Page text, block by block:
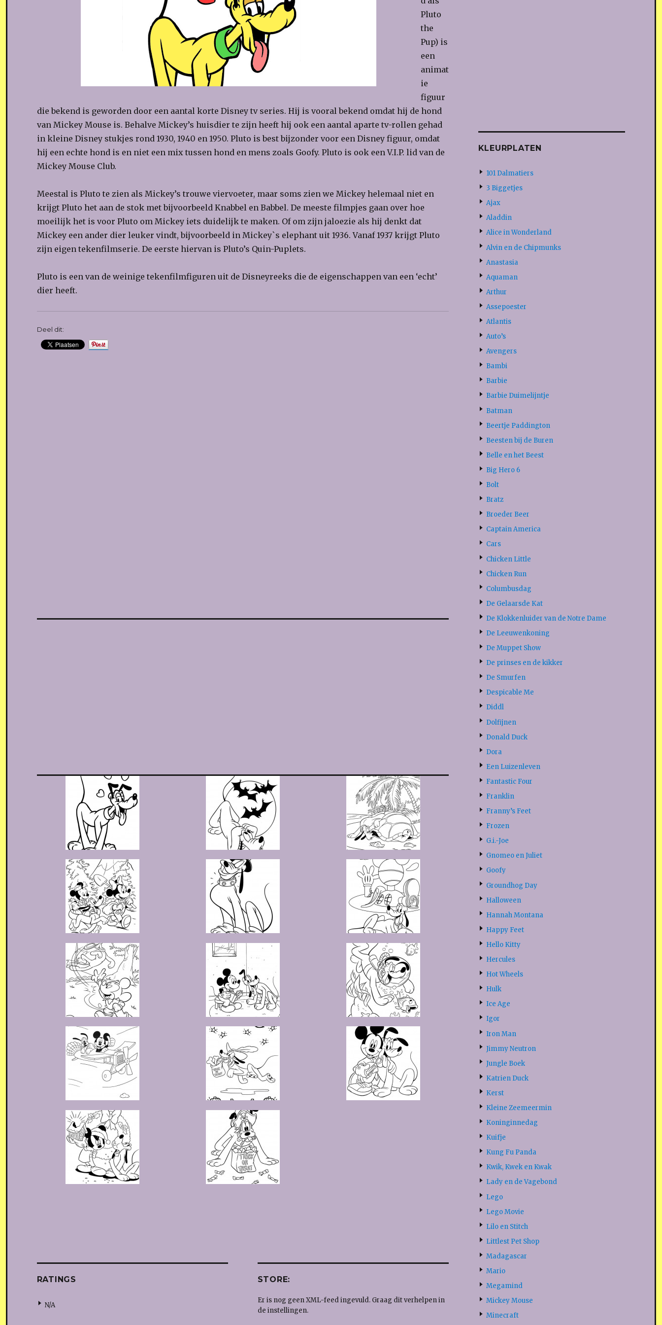
Pluto
the
Pup) is
een
animat
ie
figuur
die bekend is geworden door een aantal korte Disney tv series. Hij is vooral bekend omdat hij de hond
van Mickey Mouse is. Behalve Mickey’s huisdier te zijn heeft hij ook een aantal aparte tv-rollen gehad
in kleine Disney stukjes rond 1930, 1940 en 1950. Pluto is best bijzonder voor een Disney figuur, omdat
hij een echte hond is en niet een mix tussen hond en mens zoals Goofy. Pluto is ook een V.I.P. lid van de
Mickey Mouse Club.
Meestal is Pluto te zien als Mickey’s trouwe viervoeter, maar soms zien we Mickey helemaal niet en
krijgt Pluto het aan de stok met bijvoorbeeld Knabbel en Babbel. De meeste filmpjes gaan over hoe
moeilijk het is voor Pluto om Mickey iets duidelijk te maken. Of om zijn jaloezie als hij denkt dat
Mickey een ander dier leuker vindt, bijvoorbeeld in Mickey`s elephant uit 1936. Vanaf 1937 krijgt Pluto
zijn eigen tekenfilmserie. De eerste hiervan is Pluto’s Quin-Puplets.
Pluto is een van de weinige tekenfilmfiguren uit de Disneyreeks die de eigenschappen van een ‘echt’
dier heeft.
Deel dit:
RATINGS
N/A
STORE:
Er is nog geen XML-feed ingevuld. Graag dit verhelpen in
de instellingen.
KLEURPLATEN
101 Dalmatiers
3 Biggetjes
Ajax
Aladdin
Alice in Wonderland
Alvin en de Chipmunks
Anastasia
Aquaman
Arthur
Assepoester
Atlantis
Auto’s
Avengers
Bambi
Barbie
Barbie Duimelijntje
Batman
Beertje Paddington
Beesten bij de Buren
Belle en het Beest
Big Hero 6
Bolt
Bratz
Broeder Beer
Captain America
Cars
Chicken Little
Chicken Run
Columbusdag
De Gelaarsde Kat
De Klokkenluider van de Notre Dame
De Leeuwenkoning
De Muppet Show
De prinses en de kikker
De Smurfen
Despicable Me
Diddl
Dolfijnen
Donald Duck
Dora
Een Luizenleven
Fantastic Four
Franklin
Franny’s Feet
Frozen
G.i.-Joe
Gnomeo en Juliet
Goofy
Groundhog Day
Halloween
Hannah Montana
Happy Feet
Hello Kitty
Hercules
Hot Wheels
Hulk
Ice Age
Igor
Iron Man
Jimmy Neutron
Jungle Boek
Katrien Duck
Kerst
Kleine Zeemeermin
Koninginnedag
Kuifje
Kung Fu Panda
Kwik, Kwek en Kwak
Lady en de Vagebond
Lego
Lego Movie
Lilo en Stitch
Littlest Pet Shop
Madagascar
Mario
Megamind
Mickey Mouse
Minecraft